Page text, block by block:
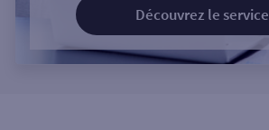
Découvrez le service